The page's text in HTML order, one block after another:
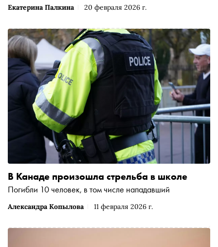
Екатерина Палкина 20 февраля 2026 г.
Александра Копылова 11 февраля 2026 г.
В Канаде произошла стрельба в школе
Погибли 10 человек, в том числе нападавший